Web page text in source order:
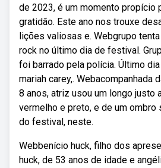
de 2023, é um momento propício
gratidão. Este ano nos trouxe
lições valiosas e. Webgrupo
rock no último dia de festival.
foi barrado pela polícia. Último
mariah carey,. Webacompanhada
8 anos, atriz usou um longo justo
vermelho e preto, e de um ombro
do festival, neste.
Webbenício huck, filho dos
huck, de 53 anos de idade e